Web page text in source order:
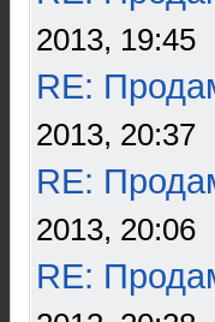
2013, 19:45
RE:
2013, 20:37
RE:
2013, 20:06
RE: